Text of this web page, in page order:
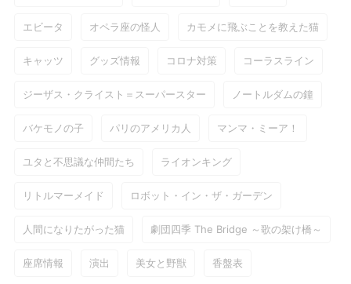
エビータ オペラ座の怪人 カモメに飛ぶことを教えた猫
キャッツ グッズ情報 コロナ対策 コーラスライン
ジーザス・クライスト＝スーパースター ノートルダムの鐘
バケモノの子 パリのアメリカ人 マンマ・ミーア！
ユタと不思議な仲間たち ライオンキング
リトルマーメイド ロボット・イン・ザ・ガーデン
人間になりたがった猫 劇団四季 The Bridge ～歌の架け橋～
座席情報 演出 美女と野獣 香盤表